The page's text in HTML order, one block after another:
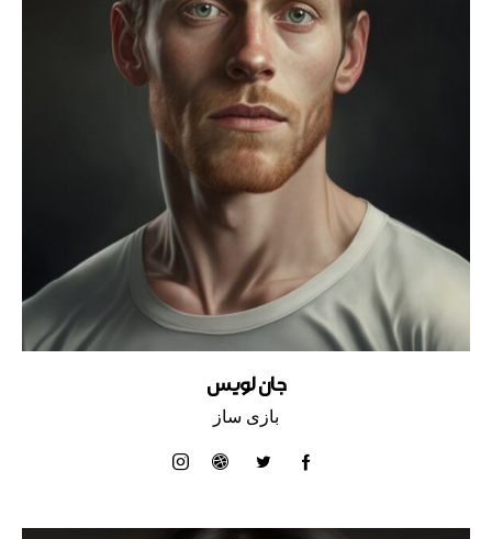
جان لویس
بازی ساز